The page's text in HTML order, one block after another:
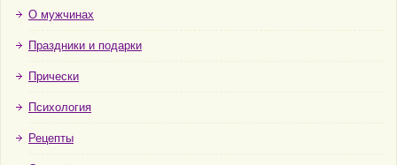
О мужчинах
Праздники и подарки
Прически
Психология
Рецепты